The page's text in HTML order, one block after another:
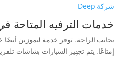
شركة Deep
خدمات الترفيه المتاحة
بجانب الراحة، توفر خدمة ليموزين أيضًا
إمتاعًا. يتم تجهيز السيارات بشاشات